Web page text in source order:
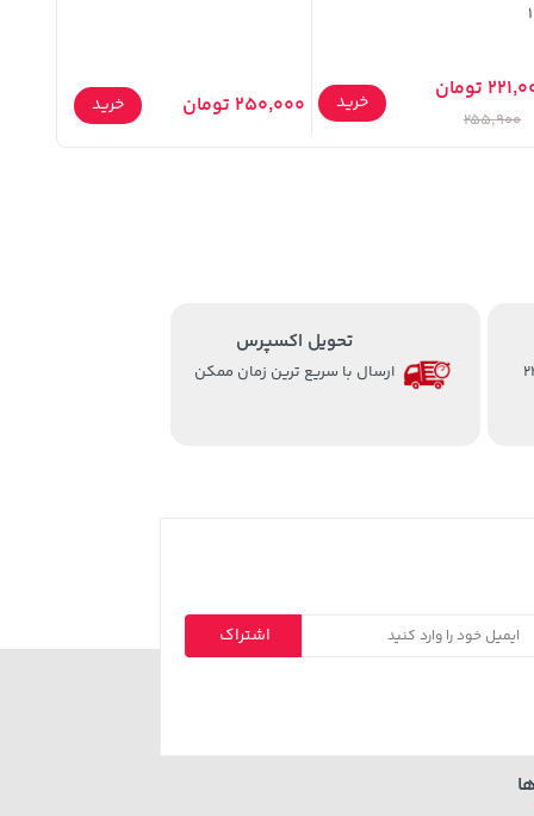
تومان
255,900
خرید 250,000 تومان خرید
8 الی 24
تحویل اکسپرس
ارسال با سریع ترین زمان ممکن
اشتراک